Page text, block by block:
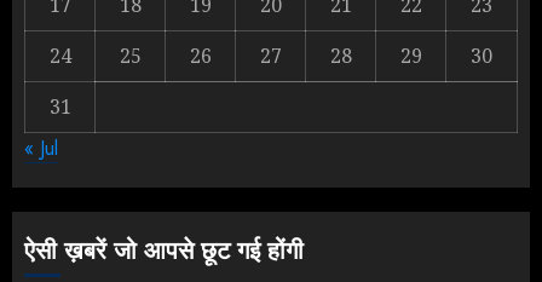
2
3
NEET महाघोटाले पर Rahul Gandhi
24
25 26 27 28 29
30
31
« Jul
ऐसी ख़बरें जो आपसे छूट गई होंगी